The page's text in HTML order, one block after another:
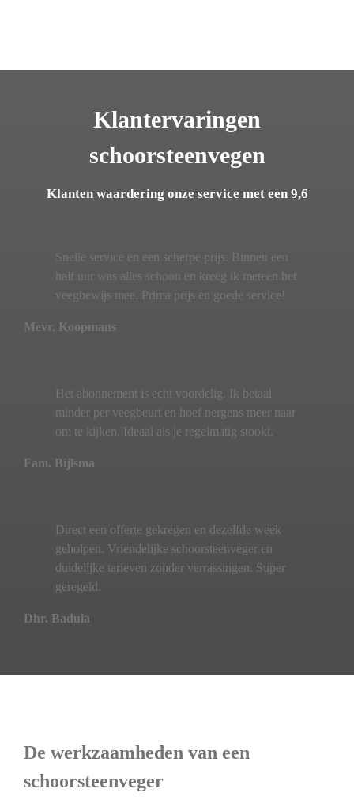
Klantervaringen
schoorsteenvegen
Klanten waardering onze service met een 9,6
Snelle service en een scherpe prijs. Binnen een
half uur was alles schoon en kreeg ik meteen het
veegbewijs mee. Prima prijs en goede service!
Mevr. Koopmans
Het abonnement is echt voordelig. Ik betaal
minder per veegbeurt en hoef nergens meer naar
om te kijken. Ideaal als je regelmatig stookt.
Fam. Bijlsma
Direct een offerte gekregen en dezelfde week
geholpen. Vriendelijke schoorsteenveger en
duidelijke tarieven zonder verrassingen. Super
geregeld.
Dhr. Badula
De werkzaamheden van een
schoorsteenveger